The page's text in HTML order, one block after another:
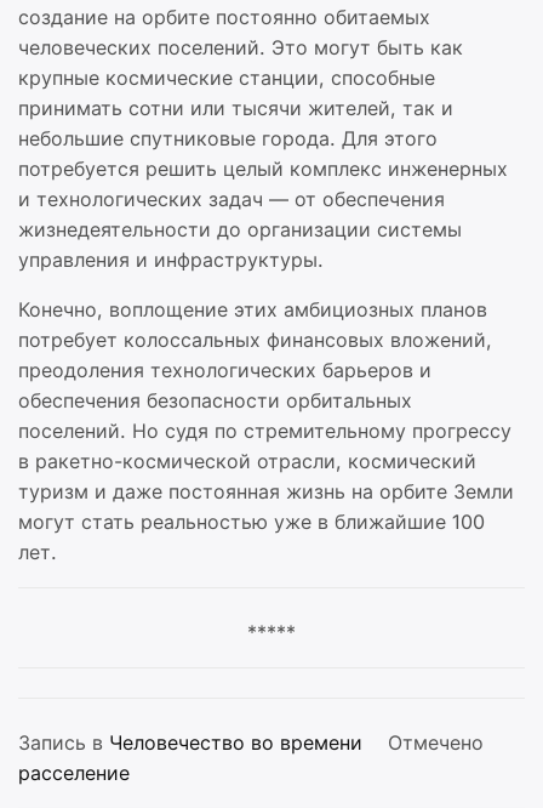
создание на орбите постоянно обитаемых
человеческих поселений. Это могут быть как
крупные космические станции, способные
принимать сотни или тысячи жителей, так и
небольшие спутниковые города. Для этого
потребуется решить целый комплекс инженерных
и технологических задач — от обеспечения
жизнедеятельности до организации системы
управления и инфраструктуры.
Конечно, воплощение этих амбициозных планов
потребует колоссальных финансовых вложений,
преодоления технологических барьеров и
обеспечения безопасности орбитальных
поселений. Но судя по стремительному прогрессу
в ракетно-космической отрасли, космический
туризм и даже постоянная жизнь на орбите Земли
могут стать реальностью уже в ближайшие 100
лет.
*****
Запись в Человечество во времени
Отмечено
расселение